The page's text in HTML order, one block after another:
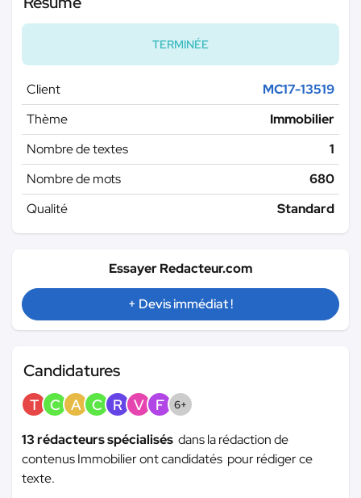
TERMINÉE
Client
MC17-13519
Thème
Immobilier
Nombre de textes
1
Nombre de mots
680
Qualité
Standard
Essayer Redacteur.com
+ Devis immédiat !
Candidatures
T C A C R V F 6+
13 rédacteurs spécialisés dans la rédaction de
contenus Immobilier ont candidatés pour rédiger ce
texte.